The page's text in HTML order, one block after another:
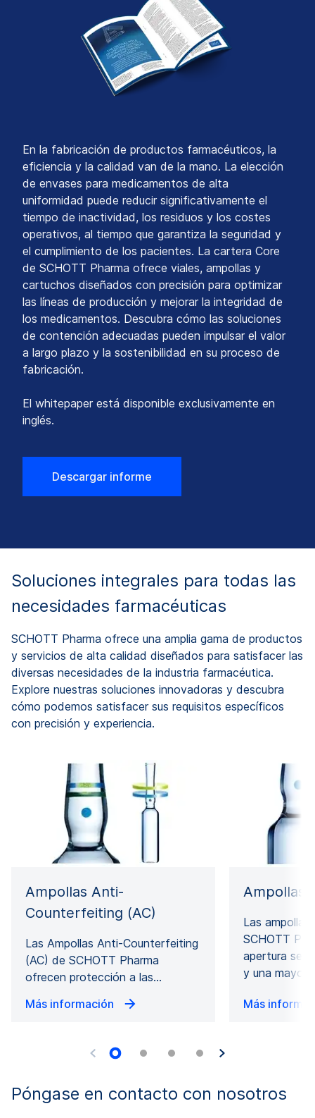
En la fabricación de productos farmacéuticos, la
eficiencia y la calidad van de la mano. La elección
de envases para medicamentos de alta
uniformidad puede reducir significativamente el
tiempo de inactividad, los residuos y los costes
operativos, al tiempo que garantiza la seguridad y
el cumplimiento de los pacientes. La cartera Core
de SCHOTT Pharma ofrece viales, ampollas y
cartuchos diseñados con precisión para optimizar
las líneas de producción y mejorar la integridad de
los medicamentos. Descubra cómo las soluciones
de contención adecuadas pueden impulsar el valor
a largo plazo y la sostenibilidad en su proceso de
fabricación.
El whitepaper está disponible exclusivamente en
inglés.
Descargar informe
Soluciones integrales para todas las
necesidades farmacéuticas
SCHOTT Pharma ofrece una amplia gama de productos
y servicios de alta calidad diseñados para satisfacer las
diversas necesidades de la industria farmacéutica.
Explore nuestras soluciones innovadoras y descubra
cómo podemos satisfacer sus requisitos específicos
con precisión y experiencia.
Ampollas Anti-
Counterfeiting (AC)
Las Ampollas Anti-Counterfeiting
(AC) de SCHOTT Pharma
ofrecen protección a las…
Más información
Ampollas
Las
SCHOTT
apertura
y una mayor
Más
Póngase en contacto con nosotros